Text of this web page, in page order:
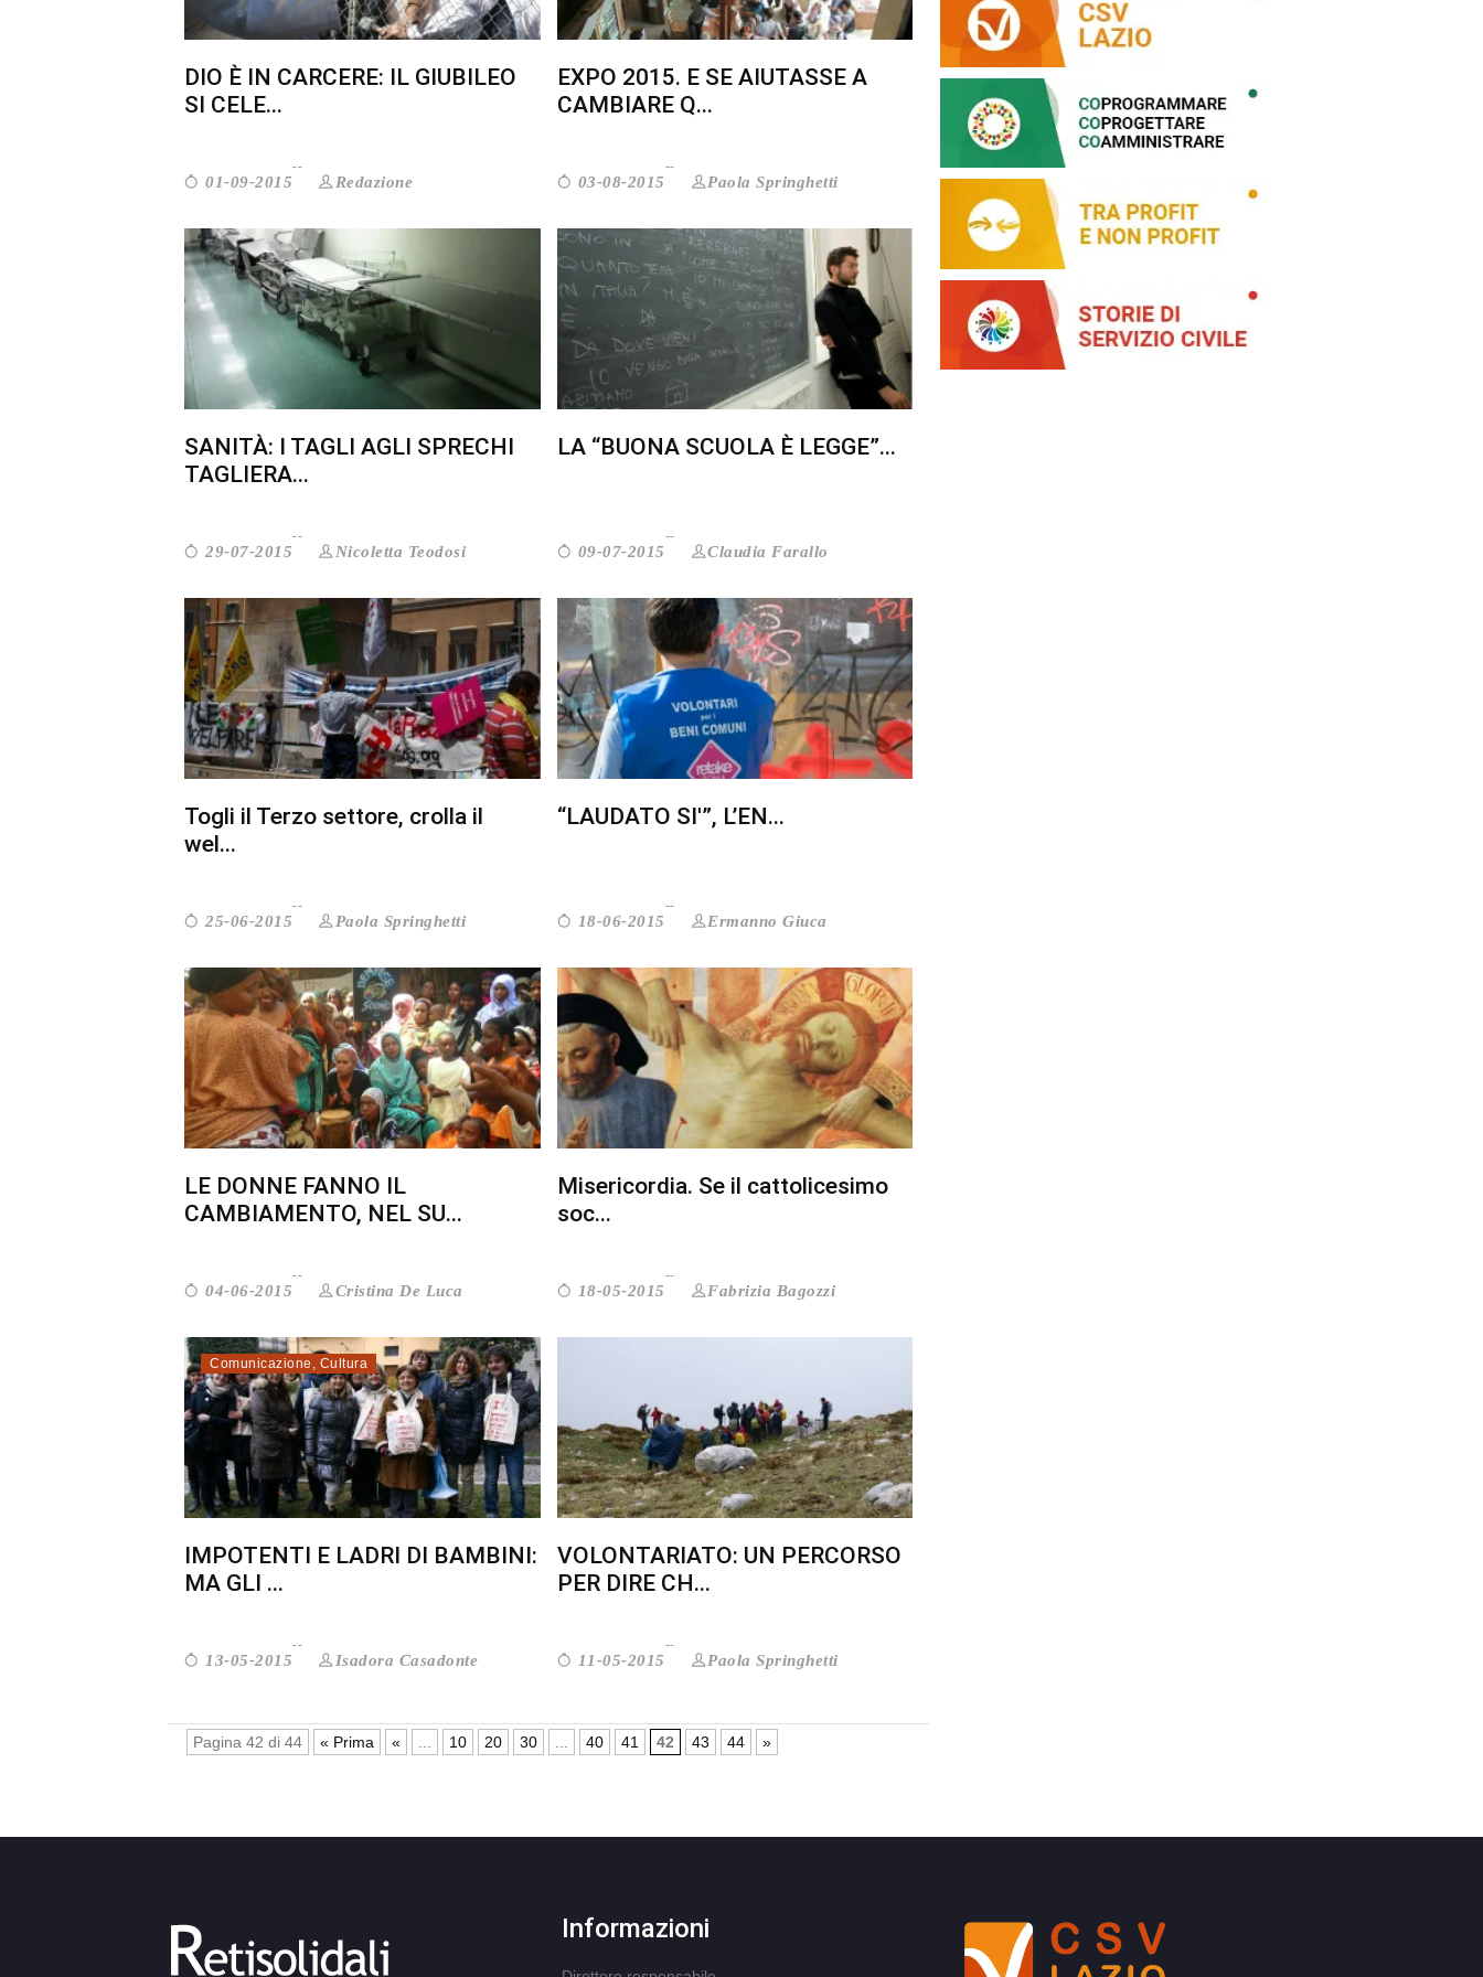
DIO È IN CARCERE: IL GIUBILEO
SI CELE...
01-09-2015 Redazione
EXPO 2015. E SE AIUTASSE A
CAMBIARE Q...
03-08-2015 Paola Springhetti
SANITÀ: I TAGLI AGLI SPRECHI
TAGLIERA...
29-07-2015 Nicoletta Teodosi
LA “BUONA SCUOLA È LEGGE”...
09-07-2015 Claudia Farallo
Togli il Terzo settore, crolla il
wel...
25-06-2015 Paola Springhetti
“LAUDATO SI'”, L’EN...
18-06-2015 Ermanno Giuca
LE DONNE FANNO IL
CAMBIAMENTO, NEL SU...
04-06-2015 Cristina De Luca
Misericordia. Se il cattolicesimo
soc...
18-05-2015 Fabrizia Bagozzi
Comunicazione , Cultura
IMPOTENTI E LADRI DI BAMBINI:
MA GLI ...
13-05-2015 Isadora Casadonte
VOLONTARIATO: UN PERCORSO
PER DIRE CH...
11-05-2015 Paola Springhetti
Pagina 42 di 44 « Prima « 10 20 30 40 41 42 43 44 »
Informazioni